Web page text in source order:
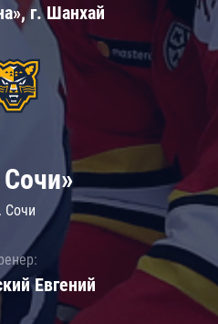
г. Шанхай
Сочи
Евгений